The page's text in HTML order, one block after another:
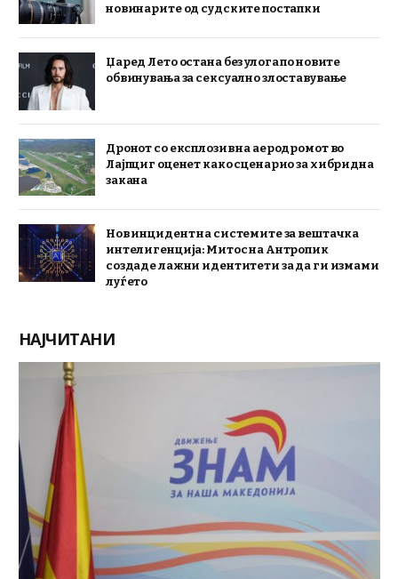
новинарите од судските постапки
Џаред Лето остана без улога по новите
обвинувања за сексуално злоставување
Дронот со експлозив на аеродромот во
Лајпциг оценет како сценарио за хибридна
закана
Нов инцидент на системите за вештачка
интелигенција: Митос на Антропик
создаде лажни идентитети за да ги измами
луѓето
НАЈЧИТАНИ